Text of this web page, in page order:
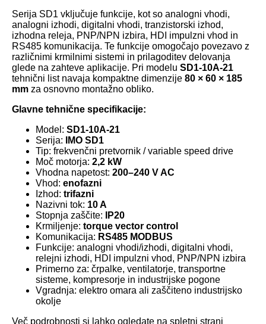
Serija SD1 vključuje funkcije, kot so analogni vhodi,
analogni izhodi, digitalni vhodi, tranzistorski izhod,
izhodna releja, PNP/NPN izbira, HDI impulzni vhod in
RS485 komunikacija. Te funkcije omogočajo povezavo z
različnimi krmilnimi sistemi in prilagoditev delovanja
glede na zahteve aplikacije. Pri modelu SD1-10A-21
tehnični list navaja kompaktne dimenzije 80 × 60 × 185
mm za osnovno montažno obliko.
Glavne tehnične specifikacije:
Model: SD1-10A-21
Serija:
IMO SD1
Tip: frekvenčni pretvornik / variable speed drive
Moč motorja: 2,2 kW
Vhodna napetost: 200–240 V AC
Vhod: enofazni
Izhod: trifazni
Nazivni tok: 10 A
Stopnja zaščite:
IP20
Krmiljenje: torque vector control
Komunikacija: RS485 MODBUS
Funkcije: analogni vhodi/izhodi, digitalni vhodi,
relejni izhodi, HDI impulzni vhod, PNP/NPN izbira
Primerno za: črpalke, ventilatorje, transportne
sisteme, kompresorje in industrijske pogone
Vgradnja: elektro omara ali zaščiteno industrijsko
okolje
Več podrobnosti si lahko ogledate na spletni strani